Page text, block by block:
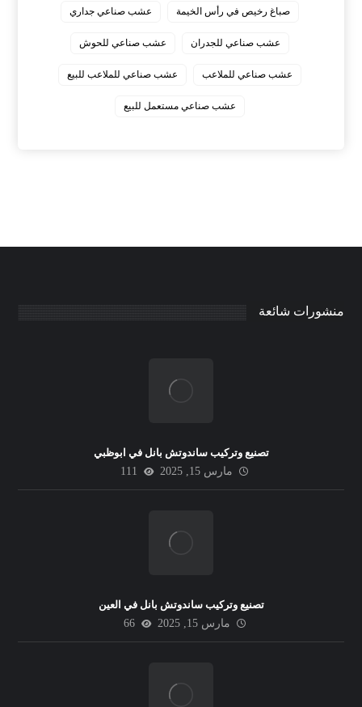
صباغ رخيص في رأس الخيمة عشب صناعي جداري
عشب صناعي للجدران عشب صناعي للحوش
عشب صناعي للملاعب عشب صناعي للملاعب للبيع
عشب صناعي مستعمل للبيع
منشورات شائعة
تصنيع وتركيب ساندوتش بانل في ابوظبي
مارس 15, 2025
111
تصنيع وتركيب ساندوتش بانل في العين
مارس 15, 2025
66